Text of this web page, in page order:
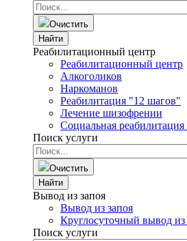
Очистить
Найти
Реабилитационный центр
Реабилитационный центр
Алкоголиков
Наркоманов
Реабилитация "12 шагов"
Лечение шизофрении
Социальная
Поиск услуги
Очистить
Найти
Вывод из запоя
Вывод из запоя
Круглосуточный вывод из
Поиск услуги